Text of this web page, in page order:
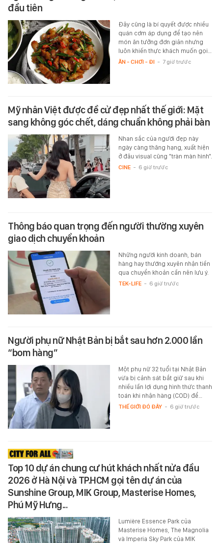
đầu tiên
Đây cũng là bí quyết được nhiều
quán cơm áp dụng để tạo nên
món ăn tưởng đơn giản nhưng
luôn khiến thực khách muốn gọi…
ĂN - CHƠI - ĐI - 7 giờ trước
Mỹ nhân Việt được đề cử đẹp nhất thế giới: Mặt
sang không góc chết, dáng chuẩn không phải bàn
Nhan sắc của người đẹp này
ngày càng thăng hạng, xuất hiện
ở đâu visual cũng "tràn màn hình".
CINE - 6 giờ trước
Thông báo quan trọng đến người thường xuyên
giao dịch chuyển khoản
Những người kinh doanh, bán
hàng hay thường xuyên nhận tiền
qua chuyển khoản cần nên lưu ý.
TEK-LIFE - 6 giờ trước
Người phụ nữ Nhật Bản bị bắt sau hơn 2.000 lần
“bom hàng”
Một phụ nữ 32 tuổi tại Nhật Bản
vừa bị cảnh sát bắt giữ sau khi
nhiều lần lợi dụng hình thức thanh
toán khi nhận hàng (COD) để…
THẾ GIỚI ĐÓ ĐÂY - 6 giờ trước
Top 10 dự án chung cư hút khách nhất nửa đầu
2026 ở Hà Nội và TP.HCM gọi tên dự án của
Sunshine Group, MIK Group, Masterise Homes,
Phú Mỹ Hưng...
Lumière Essence Park của
Masterise Homes, The Magnolia
và Imperia Sky Park của MIK